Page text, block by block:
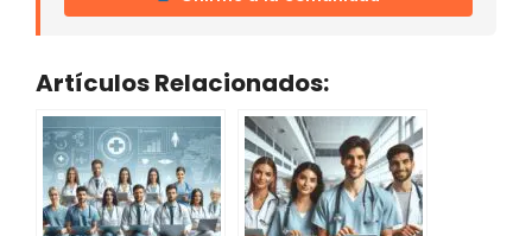
Artículos Relacionados: